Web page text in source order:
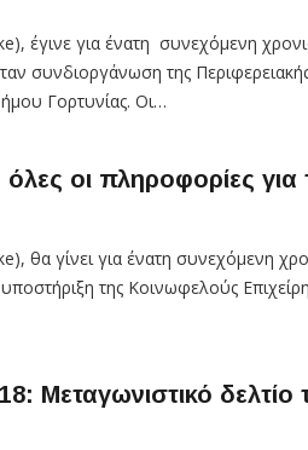
έγινε για ένατη συνεχόμενη
συνδιοργάνωση της
Γορτυνίας. Οι…
οι πληροφορίες για
θα γίνει για ένατη συνεχόμενη
της Κοινωφελούς
Μεταγωνιστικό δελτίο